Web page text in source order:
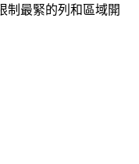
制最緊的列和區域開